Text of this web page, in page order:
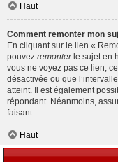
Haut
Comment remonter mon
En cliquant sur le lien «
pouvez remonterle sujet en
vous ne voyez pas ce lien,
désactivée ou que
atteint. Il est également
répondant. Néanmoins,
faisant.
Haut